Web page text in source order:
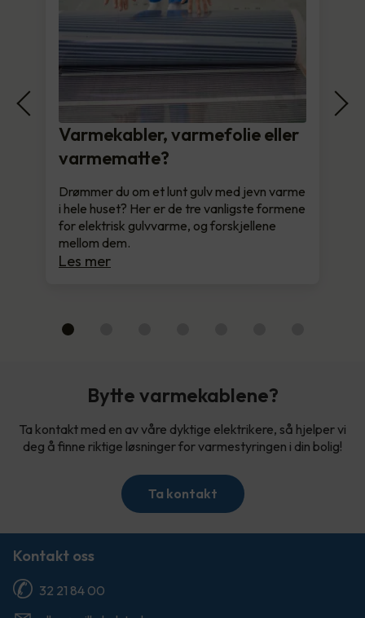
Varmekabler, varmefolie eller
varmematte?
Drømmer du om et lunt gulv med jevn varme
i hele huset? Her er de tre vanligste formene
for elektrisk gulvvarme, og forskjellene
mellom dem.
Les mer
Bytte varmekablene?
Ta kontakt med en av våre dyktige elektrikere, så hjelper vi
deg å finne riktige løsninger for varmestyringen i din bolig!
Ta kontakt
Kontakt oss
32 21 84 00